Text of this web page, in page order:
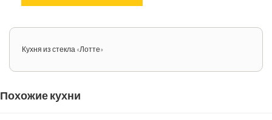
Кухня из стекла «Лотте»
Похожие кухни